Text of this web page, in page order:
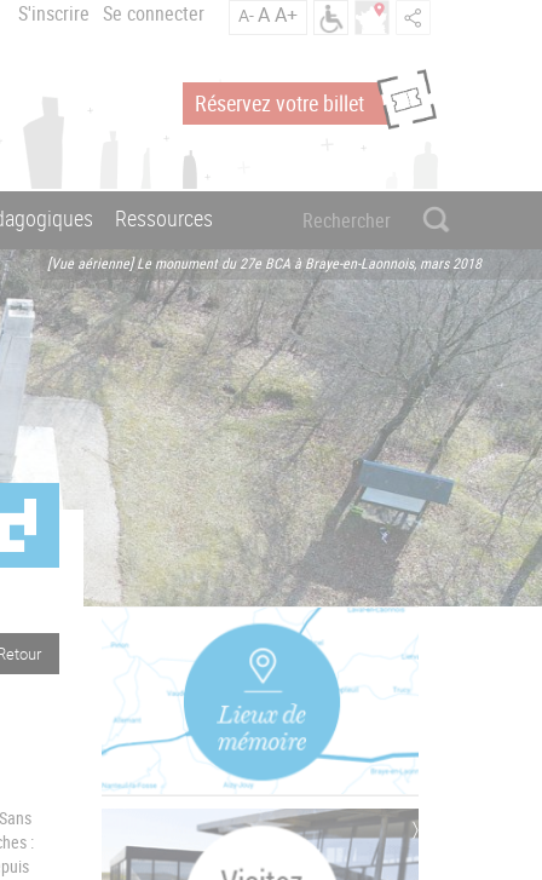
S'inscrire Se connecter A-AA+
Réservez votre billet
Ressources
[Vue aérienne] Le monument du 27e BCA à Braye-en-Laonnois, mars 2018
: